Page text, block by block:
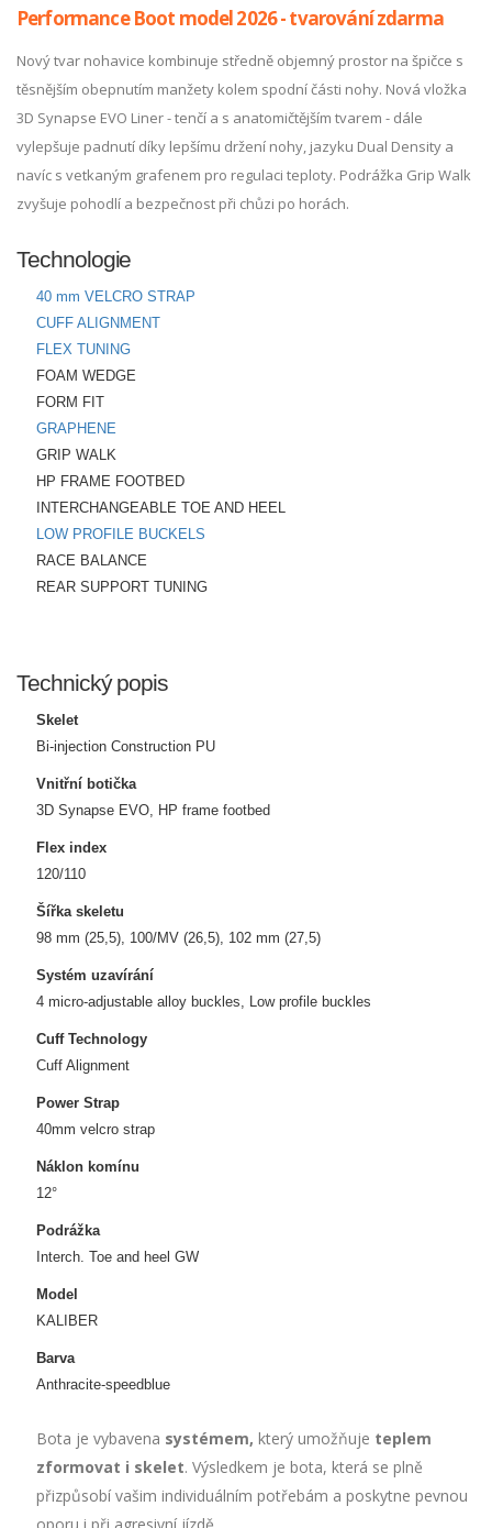
Performance Boot model 2026 - tvarování zdarma
Nový tvar nohavice kombinuje středně objemný prostor na špičce s
těsnějším obepnutím manžety kolem spodní části nohy. Nová vložka
3D Synapse EVO Liner - tenčí a s anatomičtějším tvarem - dále
vylepšuje padnutí díky lepšímu držení nohy, jazyku Dual Density a
navíc s vetkaným grafenem pro regulaci teploty. Podrážka Grip Walk
zvyšuje pohodlí a bezpečnost při chůzi po horách.
Technologie
40 mm VELCRO STRAP
CUFF ALIGNMENT
FLEX TUNING
FOAM WEDGE
FORM FIT
GRAPHENE
GRIP WALK
HP FRAME FOOTBED
INTERCHANGEABLE TOE AND HEEL
LOW PROFILE BUCKELS
RACE BALANCE
REAR SUPPORT TUNING
Technický popis
Skelet
Bi-injection Construction PU
Vnitřní botička
3D Synapse EVO, HP frame footbed
Flex index
120/110
Šířka skeletu
98 mm (25,5), 100/MV (26,5), 102 mm (27,5)
Systém uzavírání
4 micro-adjustable alloy buckles, Low profile buckles
Cuff Technology
Cuff Alignment
Power Strap
40mm velcro strap
Náklon komínu
12°
Podrážka
Interch. Toe and heel GW
Model
KALIBER
Barva
Anthracite-speedblue
Bota je vybavena systémem, který umožňuje teplem
zformovat i skelet. Výsledkem je bota, která se plně
přizpůsobí vašim individuálním potřebám a poskytne pevnou